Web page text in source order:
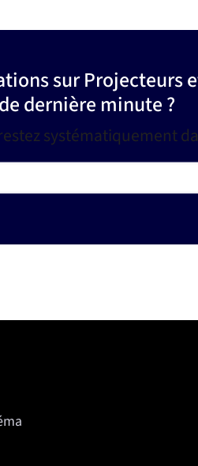
sur Projecteurs
dernière minute ?
systématiquement